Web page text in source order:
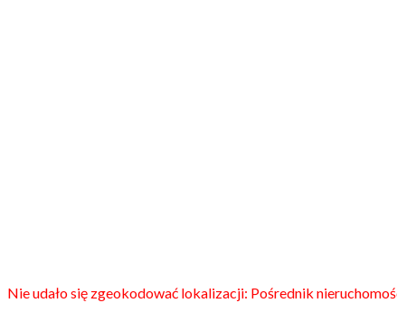
Nie udało się zgeokodować lokalizacji: Pośrednik